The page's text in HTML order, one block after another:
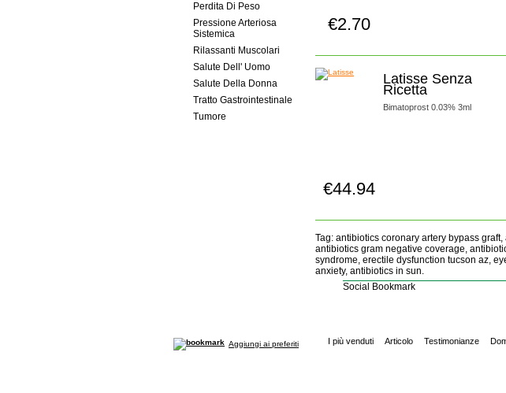
Perdita Di Peso
Pressione Arteriosa
Sistemica
Rilassanti Muscolari
Salute Dell' Uomo
Salute Della Donna
Tratto Gastrointestinale
Tumore
€2.70
Latisse Senza
Ricetta
Bimatoprost 0.03% 3ml
€44.94
Tag: antibiotics coronary artery bypass
antibiotics gram negative coverage,
syndrome, erectile dysfunction tucson az,
anxiety, antibiotics in sun.
Social Bookmark
Aggiungi ai preferiti I più venduti Articolo Testimonianze